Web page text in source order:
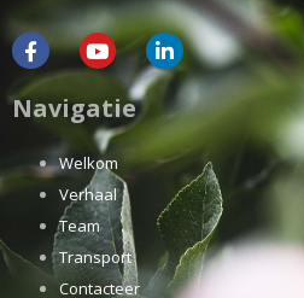
Navigatie
Welkom
Verhaal
Team
Transport
Contacteer